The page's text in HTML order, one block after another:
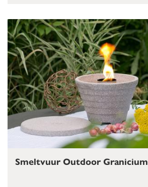
Smeltvuur Outdoor Granicium